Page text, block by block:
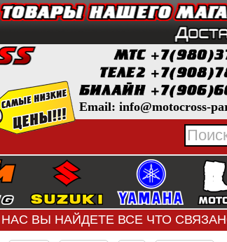
Email: info@motocross-
У НАС ВЫ НАЙДЕТЕ ВСЕ ЧТО